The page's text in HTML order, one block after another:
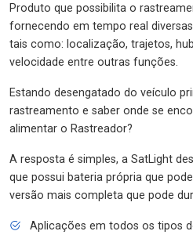
Produto que possibilita o
fornecendo em tempo real
tais como: localização, trajetos,
velocidade entre outras funções.
Estando desengatado do veículo
rastreamento e saber onde se
alimentar o Rastreador?
A resposta é simples, a SatLight
que possui bateria própria que
versão mais completa que pode
Aplicações em todos os tipos